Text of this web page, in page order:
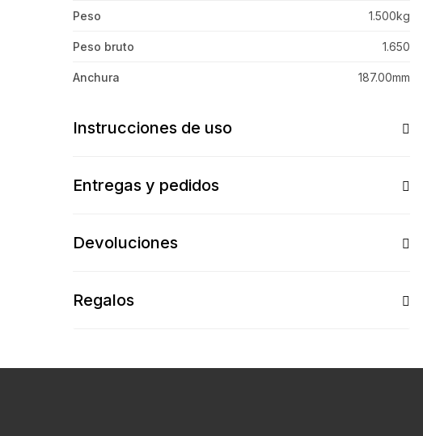
Peso 1.500kg
Peso bruto 1.650
Anchura 187.00mm
Instrucciones de uso
Entregas y pedidos
Devoluciones
Regalos